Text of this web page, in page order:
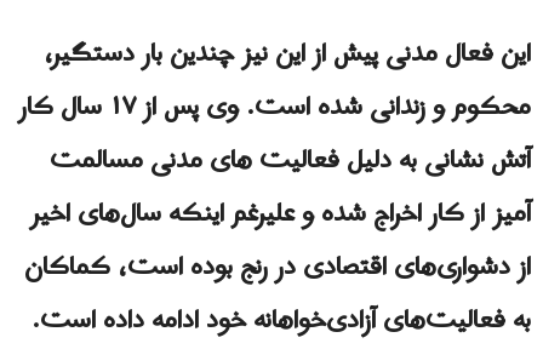
این فعال مدنی پیش از این نیز چندین بار دستگیر،
محکوم و زندانی شده است. وی پس از ۱۷ سال کار
آتش نشانی به دلیل فعالیت های مدنی مسالمت
آمیز از کار اخراج شده و علیرغم اینکه سال‌های اخیر
از دشواری‌های اقتصادی در رنج بوده است، کماکان
به فعالیت‌های آزادی‌خواهانه خود ادامه داده است.